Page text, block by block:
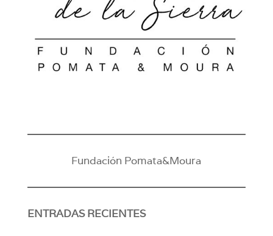
Fundación Pomata&Moura
ENTRADAS RECIENTES